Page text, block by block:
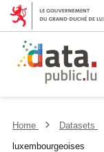
Home Datasets
luxembourgeoises